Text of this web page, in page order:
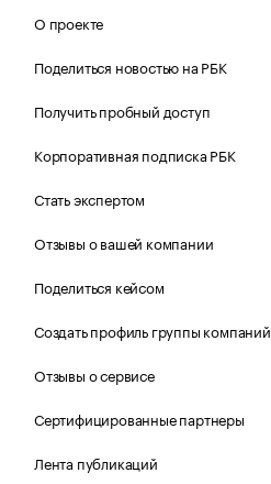
О проекте
Поделиться новостью на РБК
Получить пробный доступ
Корпоративная подписка РБК
Стать экспертом
Отзывы о вашей компании
Поделиться кейсом
Создать профиль группы компаний
Отзывы о сервисе
Сертифицированные партнеры
Лента публикаций